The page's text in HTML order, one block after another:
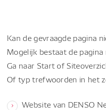
Kan de gevraagde pagina
Mogelijk bestaat de
Ga naar Start of
Of typ trefwoorden in het
Website van DENSO